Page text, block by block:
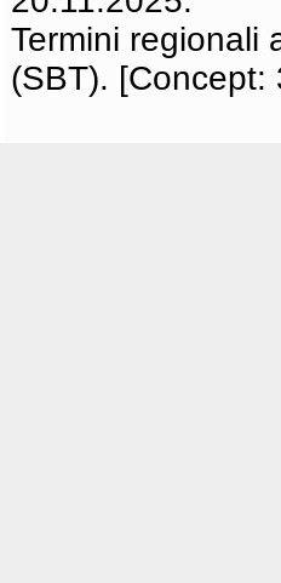
Termini regionali
(SBT). [Concept: